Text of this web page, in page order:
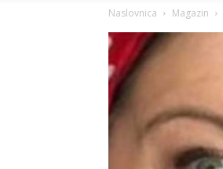
Naslovnica Magazin